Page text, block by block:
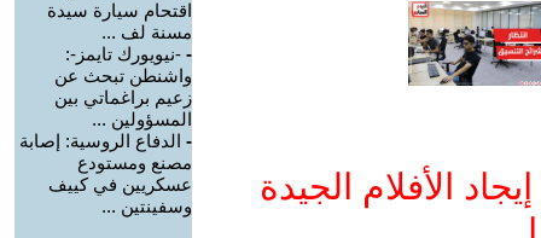
الأفلام الجيدة
اقتحام سيارة سيدة
مسنة لف ...
- -نيويورك تايمز-:
واشنطن تبحث عن
زعيم براغماتي بين
المسؤولين ...
- الدفاع الروسية: إصابة
مصنع ومستودع
عسكريين في كييف
وسفينتين ...